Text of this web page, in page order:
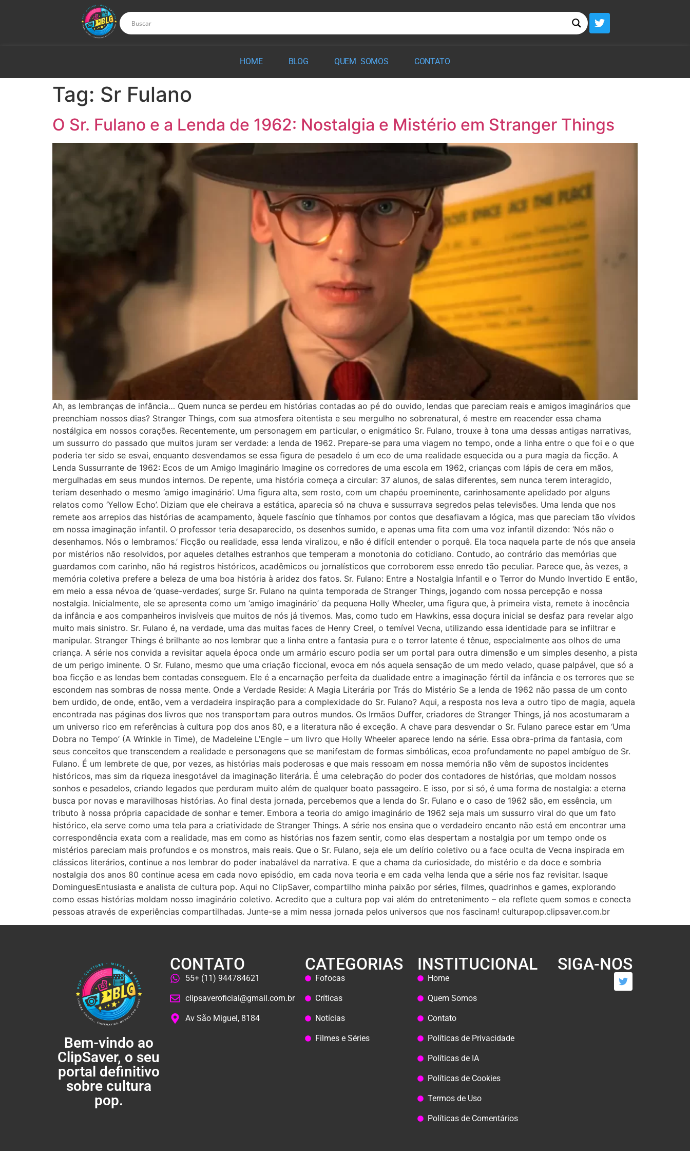
HOME BLOG QUEM SOMOS CONTATO
Tag: Sr Fulano
O Sr. Fulano e a Lenda de 1962: Nostalgia e Mistério em Stranger Things
Ah, as lembranças de infância… Quem nunca se perdeu em histórias contadas ao pé do ouvido, lendas que pareciam reais e amigos imaginários que
preenchiam nossos dias? Stranger Things, com sua atmosfera oitentista e seu mergulho no sobrenatural, é mestre em reacender essa chama
nostálgica em nossos corações. Recentemente, um personagem em particular, o enigmático Sr. Fulano, trouxe à tona uma dessas antigas narrativas,
um sussurro do passado que muitos juram ser verdade: a lenda de 1962. Prepare-se para uma viagem no tempo, onde a linha entre o que foi e o que
poderia ter sido se esvai, enquanto desvendamos se essa figura de pesadelo é um eco de uma realidade esquecida ou a pura magia da ficção. A
Lenda Sussurrante de 1962: Ecos de um Amigo Imaginário Imagine os corredores de uma escola em 1962, crianças com lápis de cera em mãos,
mergulhadas em seus mundos internos. De repente, uma história começa a circular: 37 alunos, de salas diferentes, sem nunca terem interagido,
teriam desenhado o mesmo ‘amigo imaginário’. Uma figura alta, sem rosto, com um chapéu proeminente, carinhosamente apelidado por alguns
relatos como ‘Yellow Echo’. Diziam que ele cheirava a estática, aparecia só na chuva e sussurrava segredos pelas televisões. Uma lenda que nos
remete aos arrepios das histórias de acampamento, àquele fascínio que tínhamos por contos que desafiavam a lógica, mas que pareciam tão vívidos
em nossa imaginação infantil. O professor teria desaparecido, os desenhos sumido, e apenas uma fita com uma voz infantil dizendo: ‘Nós não o
desenhamos. Nós o lembramos.’ Ficção ou realidade, essa lenda viralizou, e não é difícil entender o porquê. Ela toca naquela parte de nós que anseia
por mistérios não resolvidos, por aqueles detalhes estranhos que temperam a monotonia do cotidiano. Contudo, ao contrário das memórias que
guardamos com carinho, não há registros históricos, acadêmicos ou jornalísticos que corroborem esse enredo tão peculiar. Parece que, às vezes, a
memória coletiva prefere a beleza de uma boa história à aridez dos fatos. Sr. Fulano: Entre a Nostalgia Infantil e o Terror do Mundo Invertido E então,
em meio a essa névoa de ‘quase-verdades’, surge Sr. Fulano na quinta temporada de Stranger Things, jogando com nossa percepção e nossa
nostalgia. Inicialmente, ele se apresenta como um ‘amigo imaginário’ da pequena Holly Wheeler, uma figura que, à primeira vista, remete à inocência
da infância e aos companheiros invisíveis que muitos de nós já tivemos. Mas, como tudo em Hawkins, essa doçura inicial se desfaz para revelar algo
muito mais sinistro. Sr. Fulano é, na verdade, uma das muitas faces de Henry Creel, o temível Vecna, utilizando essa identidade para se infiltrar e
manipular. Stranger Things é brilhante ao nos lembrar que a linha entre a fantasia pura e o terror latente é tênue, especialmente aos olhos de uma
criança. A série nos convida a revisitar aquela época onde um armário escuro podia ser um portal para outra dimensão e um simples desenho, a pista
de um perigo iminente. O Sr. Fulano, mesmo que uma criação ficcional, evoca em nós aquela sensação de um medo velado, quase palpável, que só a
boa ficção e as lendas bem contadas conseguem. Ele é a encarnação perfeita da dualidade entre a imaginação fértil da infância e os terrores que se
escondem nas sombras de nossa mente. Onde a Verdade Reside: A Magia Literária por Trás do Mistério Se a lenda de 1962 não passa de um conto
bem urdido, de onde, então, vem a verdadeira inspiração para a complexidade do Sr. Fulano? Aqui, a resposta nos leva a outro tipo de magia, aquela
encontrada nas páginas dos livros que nos transportam para outros mundos. Os Irmãos Duffer, criadores de Stranger Things, já nos acostumaram a
um universo rico em referências à cultura pop dos anos 80, e a literatura não é exceção. A chave para desvendar o Sr. Fulano parece estar em ‘Uma
Dobra no Tempo’ (A Wrinkle in Time), de Madeleine L’Engle – um livro que Holly Wheeler aparece lendo na série. Essa obra-prima da fantasia, com
seus conceitos que transcendem a realidade e personagens que se manifestam de formas simbólicas, ecoa profundamente no papel ambíguo de Sr.
Fulano. É um lembrete de que, por vezes, as histórias mais poderosas e que mais ressoam em nossa memória não vêm de supostos incidentes
históricos, mas sim da riqueza inesgotável da imaginação literária. É uma celebração do poder dos contadores de histórias, que moldam nossos
sonhos e pesadelos, criando legados que perduram muito além de qualquer boato passageiro. E isso, por si só, é uma forma de nostalgia: a eterna
busca por novas e maravilhosas histórias. Ao final desta jornada, percebemos que a lenda do Sr. Fulano e o caso de 1962 são, em essência, um
tributo à nossa própria capacidade de sonhar e temer. Embora a teoria do amigo imaginário de 1962 seja mais um sussurro viral do que um fato
histórico, ela serve como uma tela para a criatividade de Stranger Things. A série nos ensina que o verdadeiro encanto não está em encontrar uma
correspondência exata com a realidade, mas em como as histórias nos fazem sentir, como elas despertam a nostalgia por um tempo onde os
mistérios pareciam mais profundos e os monstros, mais reais. Que o Sr. Fulano, seja ele um delírio coletivo ou a face oculta de Vecna inspirada em
clássicos literários, continue a nos lembrar do poder inabalável da narrativa. E que a chama da curiosidade, do mistério e da doce e sombria
nostalgia dos anos 80 continue acesa em cada novo episódio, em cada nova teoria e em cada velha lenda que a série nos faz revisitar. Isaque
DominguesEntusiasta e analista de cultura pop. Aqui no ClipSaver, compartilho minha paixão por séries, filmes, quadrinhos e games, explorando
como essas histórias moldam nosso imaginário coletivo. Acredito que a cultura pop vai além do entretenimento – ela reflete quem somos e conecta
pessoas através de experiências compartilhadas. Junte-se a mim nessa jornada pelos universos que nos fascinam! culturapop.clipsaver.com.br
Bem-vindo ao
ClipSaver, o seu
portal definitivo
sobre cultura
pop.
CONTATO
55+ (11) 944784621
clipsaveroficial@gmail.com.br
Av São Miguel, 8184
CATEGORIAS
Fofocas
Críticas
Notícias
Filmes e Séries
INSTITUCIONAL
Home
Quem Somos
Contato
Políticas de Privacidade
Políticas de IA
Políticas de Cookies
Termos de Uso
Políticas de Comentários
SIGA-NOS